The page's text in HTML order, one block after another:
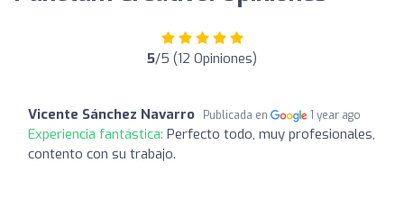
5/5 (12 Opiniones)
Vicente Sánchez Navarro Publicada en 1 year ago
Experiencia fantástica: Perfecto todo, muy profesionales,
contento con su trabajo.